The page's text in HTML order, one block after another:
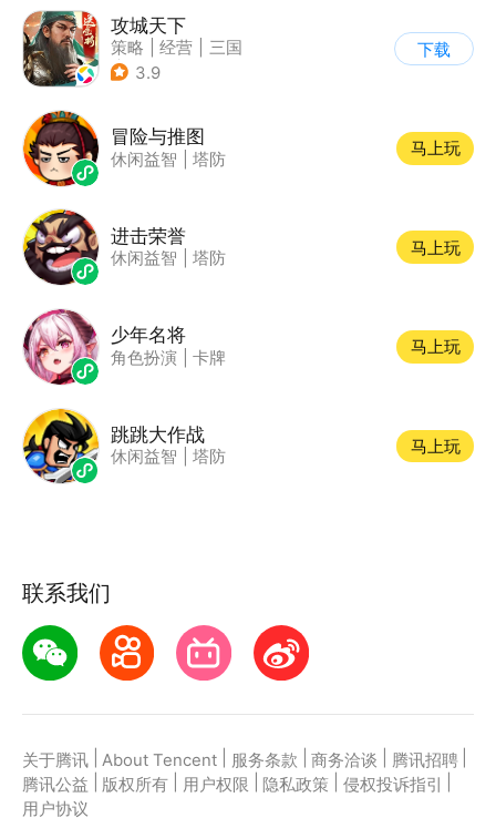
攻城天下
策略 经营
三国
| 千人同屏
3.9
下载
冒险与推图
休闲益智 塔防
马上玩
进击荣誉
休闲益智 塔防
马上玩
少年名将
角色扮演 卡牌
马上玩
跳跳大作战
休闲益智 塔防
马上玩
联系我们
关于腾讯 About Tencent 服务条款 商务洽谈 腾讯招聘
腾讯公益
版权所有 用户权限 隐私政策 侵权投诉指引
用户协议